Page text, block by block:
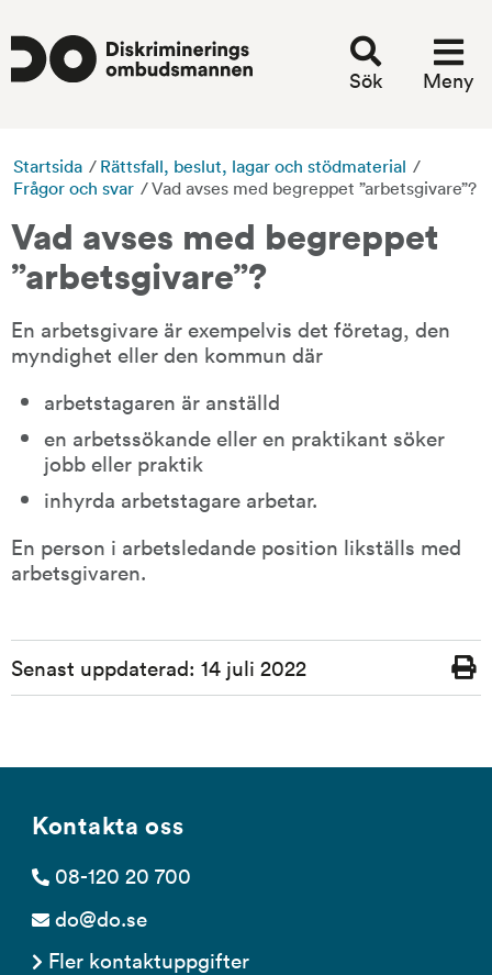
Sök Meny
Startsida / Rättsfall, beslut, lagar och stödmaterial /
Frågor och svar /Vad avses med begreppet ”arbetsgivare”?
Vad avses med begreppet
”arbetsgivare”?
En arbetsgivare är exempelvis det företag, den
myndighet eller den kommun där
arbetstagaren är anställd
en arbetssökande eller en praktikant söker
jobb eller praktik
inhyrda arbetstagare arbetar.
En person i arbetsledande position likställs med
arbetsgivaren.
Sidinformation
Senast uppdaterad: 14 juli 2022
Skriv
ut
Kontakta oss
08-120 20 700
do@do.se
Fler kontaktuppgifter